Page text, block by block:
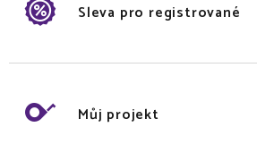
Sleva pro registrované
Můj projekt